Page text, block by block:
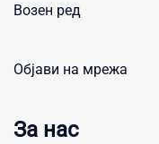
Возен ред
Објави на мрежа
За нас